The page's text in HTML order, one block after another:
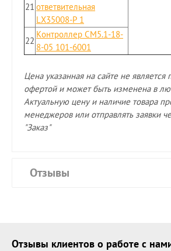
21 ответвительная
LX35008-P 1
22
Контроллер СМ5.1-18-
8-05 101-6001
Цена указанная на сайте не является
офертой и может быть изменена в
Актуальную цену и наличие товара
менеджеров или отправлять заявки
"Заказ"
Отзывы
Отзывы клиентов о работе с